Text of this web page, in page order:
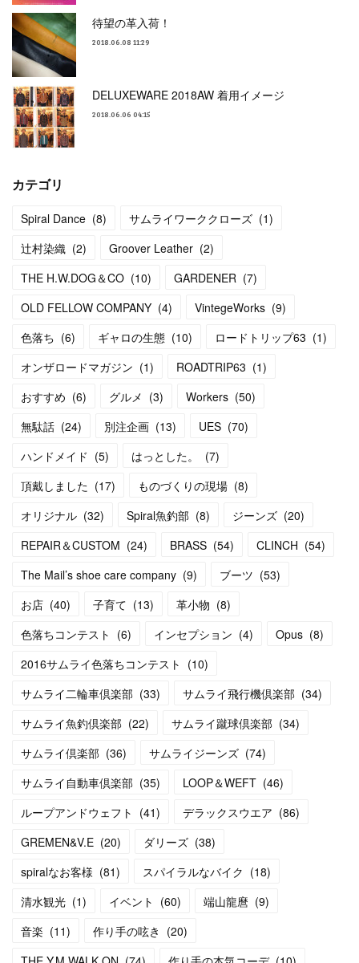
待望の革入荷！
2018.06.08 11:29
DELUXEWARE 2018AW 着用イメージ
2018.06.06 04:15
カテゴリ
Spiral Dance (8) サムライワーククローズ (1)
辻村染織 (2) Groover Leather (2)
THE H.W.DOG＆CO (10) GARDENER (7)
OLD FELLOW COMPANY (4) VintegeWorks (9)
色落ち (6) ギャロの生態 (10) ロードトリップ63 (1)
オンザロードマガジン (1) ROADTRIP63 (1)
おすすめ (6) グルメ (3) Workers (50)
無駄話 (24) 別注企画 (13) UES (70)
ハンドメイド (5) はっとした。 (7)
頂戴しました (17) ものづくりの現場 (8)
オリジナル (32) Spiral魚釣部 (8) ジーンズ (20)
REPAIR＆CUSTOM (24) BRASS (54) CLINCH (54)
The Mail’s shoe care company (9) ブーツ (53)
お店 (40) 子育て (13) 革小物 (8)
色落ちコンテスト (6) インセプション (4) Opus (8)
2016サムライ色落ちコンテスト (10)
サムライ二輪車倶楽部 (33) サムライ飛行機倶楽部 (34)
サムライ魚釣倶楽部 (22) サムライ蹴球倶楽部 (34)
サムライ倶楽部 (36) サムライジーンズ (74)
サムライ自動車倶楽部 (35) LOOP＆WEFT (46)
ループアンドウェフト (41) デラックスウエア (86)
GREMEN&V.E (20) ダリーズ (38)
spiralなお客様 (81) スパイラルなバイク (18)
清水観光 (1) イベント (60) 端山龍麿 (9)
音楽 (11) 作り手の呟き (20)